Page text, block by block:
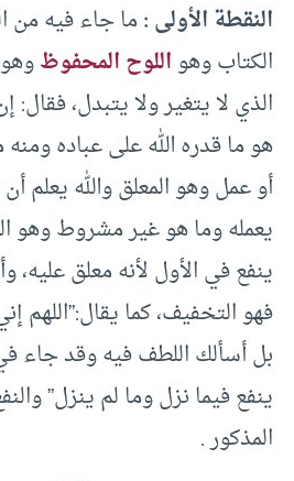
النقطة الأولى :ما جاء فيه من
الكتاب وهواللوح المحفوظ
الذي لا يتغير ولا يتبدل، فقال:
هو ما قدره الله على عباده
أو عمل وهو المعلق والله يعلم
يعمله وما هو غير مشروط وهو
ينفع في الأول لأنه معلق عليه،
فهو التخفيف، كما يقال:”اللهم
بل أسألك اللطف فيه وقد جاء
ينفع فيما نزل وما لم ينزل”
المذكور .